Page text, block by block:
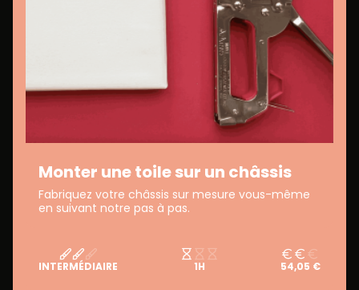
Monter une toile sur un châssis
Fabriquez votre châssis sur mesure vous-même
en suivant notre pas à pas.
INTERMÉDIAIRE 1H 54,05 €